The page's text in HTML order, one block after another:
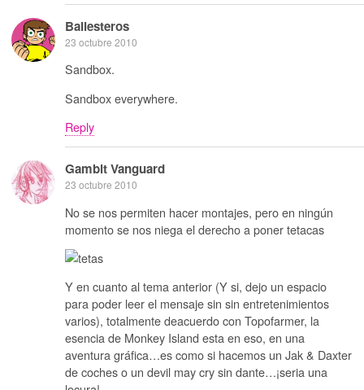
Ballesteros
23 octubre 2010
Sandbox.
Sandbox everywhere.
Reply
Gambit Vanguard
23 octubre 2010
No se nos permiten hacer montajes, pero en ningún
momento se nos niega el derecho a poner tetacas
Y en cuanto al tema anterior (Y si, dejo un espacio
para poder leer el mensaje sin sin entretenimientos
varios), totalmente deacuerdo con Topofarmer, la
esencia de Monkey Island esta en eso, en una
aventura gráfica…es como si hacemos un Jak & Daxter
de coches o un devil may cry sin dante…¡seria una